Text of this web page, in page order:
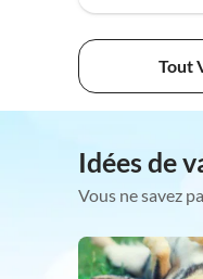
Tout
Idées de
Vous ne savez